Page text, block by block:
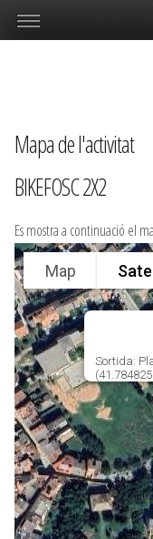
Mapa de l'activitat
BIKEFOSC 2X2
Es mostra a continuació el
Sortida:
Map